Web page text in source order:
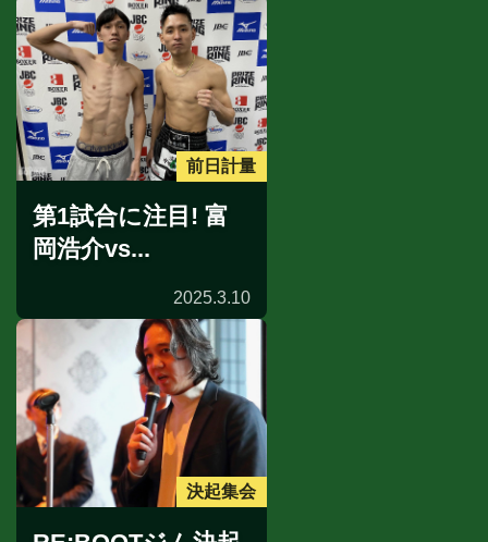
前日計量
第1試合に注目! 富
岡浩介vs...
2025.3.10
決起集会